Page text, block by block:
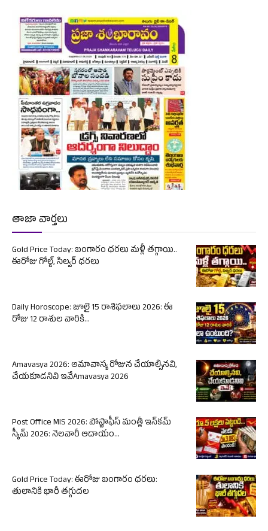
తాజా వార్తలు
Gold Price Today: బంగారం ధరలు మళ్లీ తగ్గాయి..
ఈరోజు గోల్డ్, సిల్వర్ ధరలు
Daily Horoscope: జూలై 15 రాశిఫలాలు 2026: ఈ
రోజు 12 రాశుల వారికి...
Amavasya 2026: అమావాస్య రోజున చేయాల్సినవి,
చేయకూడనివి ఇవేAmavasya 2026
Post Office MIS 2026: పోస్టాఫీస్ మంత్లీ ఇన్‌కమ్
స్కీమ్ 2026: నెలవారీ ఆదాయం...
Gold Price Today: ఈరోజు బంగారం ధరలు:
తులానికి భారీ తగ్గుదల